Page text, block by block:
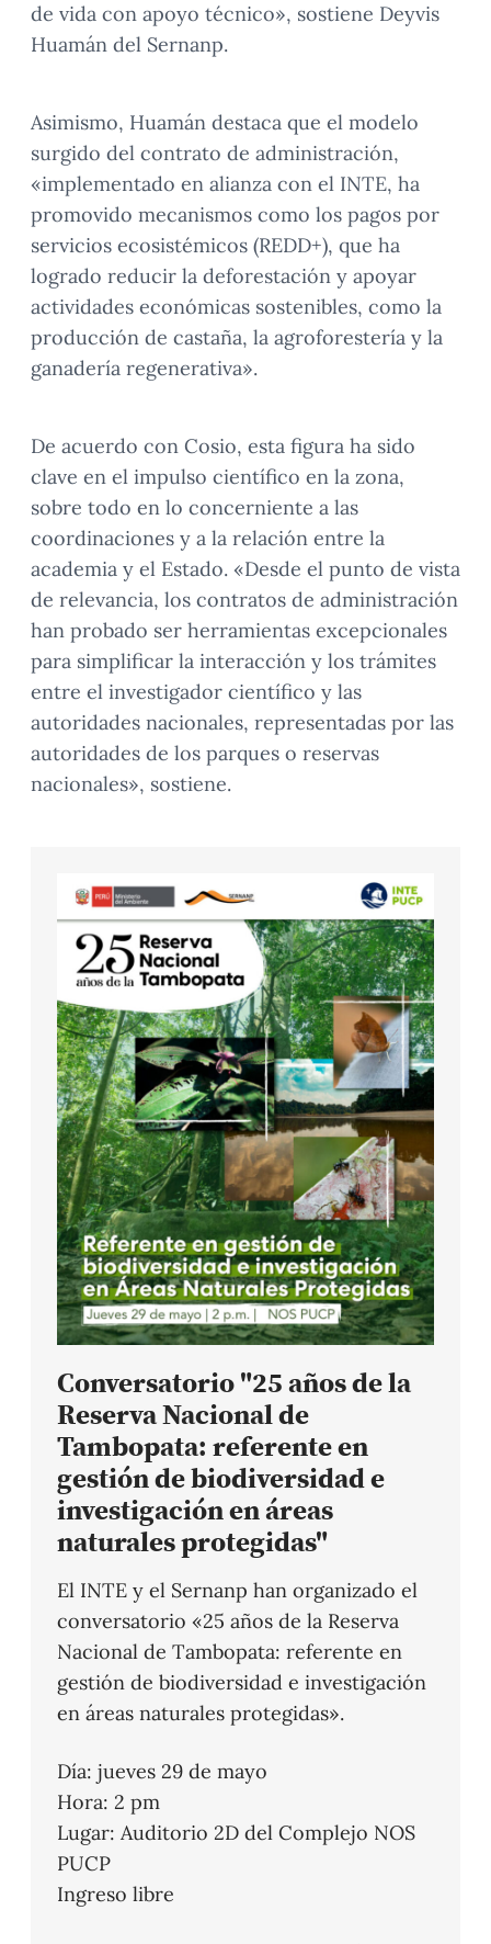
de vida con apoyo técnico», sostiene Deyvis
Huamán del Sernanp.
Asimismo, Huamán destaca que el modelo
surgido del contrato de administración,
«implementado en alianza con el INTE, ha
promovido mecanismos como los pagos por
servicios ecosistémicos (REDD+), que ha
logrado reducir la deforestación y apoyar
actividades económicas sostenibles, como la
producción de castaña, la agroforestería y la
ganadería regenerativa».
De acuerdo con Cosio, esta figura ha sido
clave en el impulso científico en la zona,
sobre todo en lo concerniente a las
coordinaciones y a la relación entre la
academia y el Estado. «Desde el punto de vista
de relevancia, los contratos de administración
han probado ser herramientas excepcionales
para simplificar la interacción y los trámites
entre el investigador científico y las
autoridades nacionales, representadas por las
autoridades de los parques o reservas
nacionales», sostiene.
Conversatorio "25 años de la
Reserva Nacional de
Tambopata: referente en
gestión de biodiversidad e
investigación en áreas
naturales protegidas"
El INTE y el Sernanp han organizado el
conversatorio «25 años de la Reserva
Nacional de Tambopata: referente en
gestión de biodiversidad e investigación
en áreas naturales protegidas».
Día: jueves 29 de mayo
Hora: 2 pm
Lugar: Auditorio 2D del Complejo NOS
PUCP
Ingreso libre